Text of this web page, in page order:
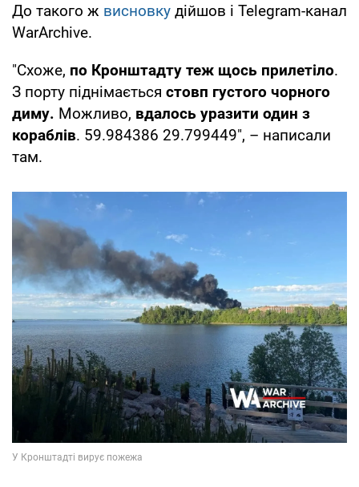
До такого ж висновку дійшов і Telegram-канал
WarArchive.
"Схоже, по Кронштадту теж щось прилетіло.
З порту піднімається стовп густого чорного
диму. Можливо, вдалось уразити один з
кораблів. 59.984386 29.799449", – написали
там.